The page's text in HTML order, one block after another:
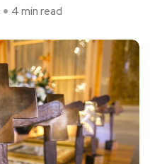
4 min read